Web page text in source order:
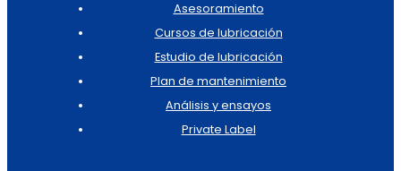
Asesoramiento
Cursos de lubricación
Estudio de lubricación
Plan de mantenimiento
Análisis y ensayos
Private Label